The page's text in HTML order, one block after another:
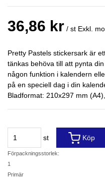
36,86 kr / st Exkl.
Pretty Pastels stickersark är
tänkas behöva till att pynta
någon funktion i kalendern
på en speciell dag i din
Bladformat: 210x297 mm
st
Förpackningsstorlek:
1
Primär
Köp